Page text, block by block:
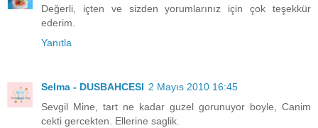
Değerli, içten ve sizden yorumlarınız için çok teşekkür
ederim.
Yanıtla
Selma - DUSBAHCESI 2 Mayıs 2010 16:45
Sevgil Mine, tart ne kadar guzel gorunuyor boyle, Canim
cekti gercekten. Ellerine saglik.